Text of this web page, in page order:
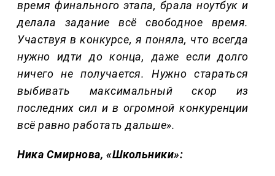
время финального этапа, брала ноутбук и
делала задание всё свободное время.
Участвуя в конкурсе, я поняла, что всегда
нужно идти до конца, даже если долго
ничего не получается. Нужно стараться
выбивать максимальный скор из
последних сил и в огромной конкуренции
всё равно работать дальше».
Ника Смирнова, «Школьники»: